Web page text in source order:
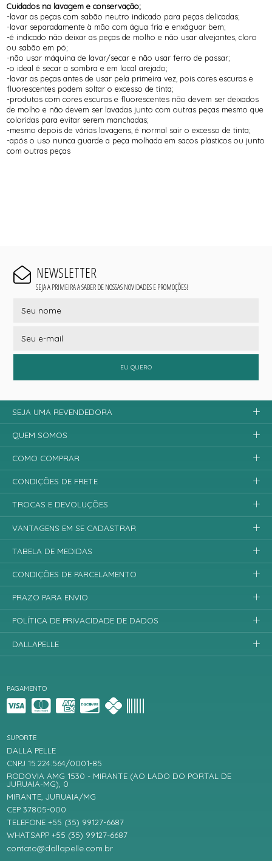
Cuidados na lavagem e conservação;
-lavar as peças com sabão neutro indicado para peças delicadas;
-lavar separadamente à mão com água fria e enxáguar bem;
-é indicado não deixar as peças de molho e não usar alvejantes, cloro
ou sabão em pó;
-não usar máquina de lavar/secar e não usar ferro de passar;
-o ideal é secar a sombra e em local arejado;
-lavar as peças antes de usar pela primeira vez, pois cores escuras e
fluorescentes podem soltar o excesso de tinta;
-produtos com cores escuras e fluorescentes não devem ser deixados
de molho e não devem ser lavadas junto com outras peças mesmo que
coloridas para evitar serem manchadas;
-mesmo depois de várias lavagens, é normal sair o excesso de tinta;
-após o uso nunca guarde a peça molhada em sacos plásticos ou junto
com outras peças
NEWSLETTER
SEJA A PRIMEIRA A SABER DE NOSSAS NOVIDADES E PROMOÇÕES!
EU QUERO
PAGAMENTO
SUPORTE
DALLA PELLE
CNPJ 15.224.564/0001-85
RODOVIA AMG 1530 - MIRANTE (AO LADO DO PORTAL DE
JURUAIA-MG), 0
MIRANTE, JURUAIA/MG
CEP 37805-000
TELEFONE +55 (35) 99127-6687
WHATSAPP +55 (35) 99127-6687
contato@dallapelle.com.br
SEJA UMA REVENDEDORA
QUEM SOMOS
COMO COMPRAR
CONDIÇÕES DE FRETE
TROCAS E DEVOLUÇÕES
VANTAGENS EM SE CADASTRAR
TABELA DE MEDIDAS
CONDIÇÕES DE PARCELAMENTO
PRAZO PARA ENVIO
POLÍTICA DE PRIVACIDADE DE DADOS
DALLAPELLE